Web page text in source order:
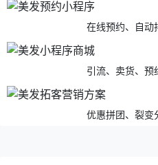
在线预约、自动
引流、卖货、预
优惠拼团、裂变